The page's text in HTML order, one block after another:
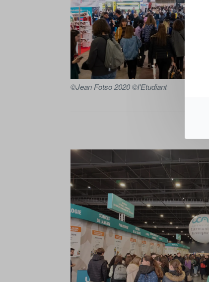
©Jean Fotso 2020 ©l'Etudiant